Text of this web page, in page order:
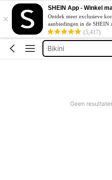
×
SHEIN App - Winkel
Ontdek meer exclusieve
aanbiedingen in de SHEIN
(5,417)
Corrigerend
Katoen
Squishy
Bikini
Geen